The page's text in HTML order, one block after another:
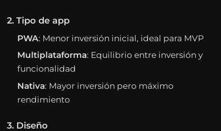
2. Tipo de app
PWA: Menor inversión inicial, ideal para MVP
Multiplataforma: Equilibrio entre inversión y
funcionalidad
Nativa: Mayor inversión pero máximo
rendimiento
3. Diseño